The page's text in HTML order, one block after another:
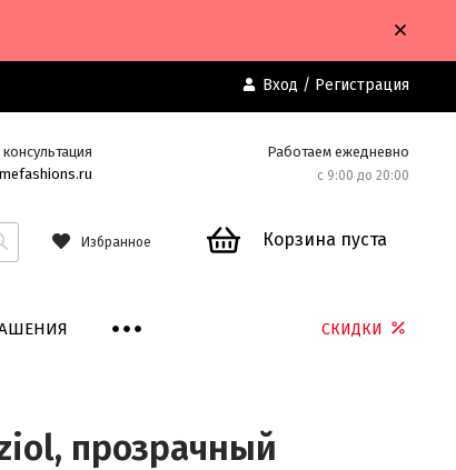
Вход / Регистрация
консультация
Работаем ежедневно
с 9:00 до 20:00
Избранное Корзина пуста
СКИДКИ
прозрачный